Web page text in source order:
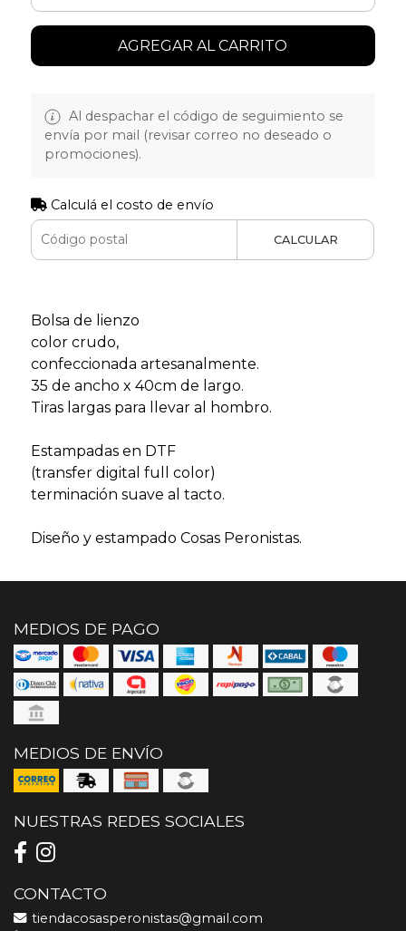
AGREGAR AL CARRITO
Al despachar el código de seguimiento se
envía por mail (revisar correo no deseado o
promociones).
Calculá el costo de envío
CALCULAR
Bolsa de lienzo
color crudo,
confeccionada artesanalmente.
35 de ancho x 40cm de largo.
Tiras largas para llevar al hombro.
Estampadas en DTF
(transfer digital full color)
terminación suave al tacto.
Diseño y estampado Cosas Peronistas.
MEDIOS DE PAGO
MEDIOS DE ENVÍO
NUESTRAS REDES SOCIALES
CONTACTO
tiendacosasperonistas@gmail.com